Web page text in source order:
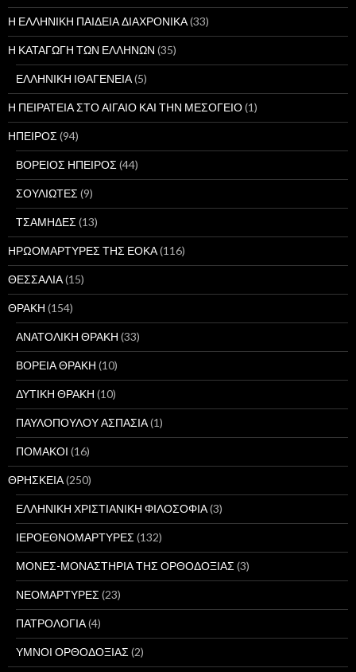
Η ΕΛΛΗΝΙΚΗ ΠΑΙΔΕΙΑ ΔΙΑΧΡΟΝΙΚΑ(33)
Η ΚΑΤΑΓΩΓΗ ΤΩΝ ΕΛΛΗΝΩΝ (35)
ΕΛΛΗΝΙΚΗ ΙΘΑΓΕΝΕΙΑ(5)
Η ΠΕΙΡΑΤΕΙΑ ΣΤΟ ΑΙΓΑΙΟ ΚΑΙ ΤΗΝ ΜΕΣΟΓΕΙΟ(1)
ΗΠΕΙΡΟΣ (94)
ΒΟΡΕΙΟΣ ΗΠΕΙΡΟΣ (44)
ΣΟΥΛΙΩΤΕΣ (9)
ΤΣΑΜΗΔΕΣ (13)
ΗΡΩΟΜΑΡΤΥΡΕΣ ΤΗΣ ΕΟΚΑ(116)
ΘΕΣΣΑΛΙΑ(15)
ΘΡΑΚΗ (154)
ΑΝΑΤΟΛΙΚΗ ΘΡΑΚΗ (33)
ΒΟΡΕΙΑ ΘΡΑΚΗ (10)
ΔΥΤΙΚΗ ΘΡΑΚΗ (10)
ΠΑΥΛΟΠΟΥΛΟΥ ΑΣΠΑΣΙΑ(1)
ΠΟΜΑΚΟΙ (16)
ΘΡΗΣΚΕΙΑ(250)
ΕΛΛΗΝΙΚΗ ΧΡΙΣΤΙΑΝΙΚΗ ΦΙΛΟΣΟΦΙΑ(3)
ΙΕΡΟΕΘΝΟΜΑΡΤΥΡΕΣ (132)
ΜΟΝΕΣ-ΜΟΝΑΣΤΗΡΙΑ ΤΗΣ ΟΡΘΟΔΟΞΙΑΣ (3)
ΝΕΟΜΑΡΤΥΡΕΣ (23)
ΠΑΤΡΟΛΟΓΙΑ(4)
ΥΜΝΟΙ ΟΡΘΟΔΟΞΙΑΣ (2)